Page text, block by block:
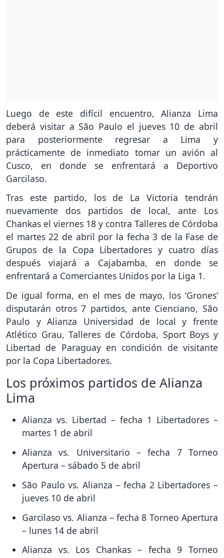
Luego de este difícil encuentro, Alianza Lima
deberá visitar a São Paulo el jueves 10 de abril
para posteriormente regresar a Lima y
prácticamente de inmediato tomar un avión al
Cusco, en donde se enfrentará a Deportivo
Garcilaso.
Tras este partido, los de La Victoria tendrán
nuevamente dos partidos de local, ante Los
Chankas el viernes 18 y contra Talleres de Córdoba
el martes 22 de abril por la fecha 3 de la Fase de
Grupos de la Copa Libertadores y cuatro días
después viajará a Cajabamba, en donde se
enfrentará a Comerciantes Unidos por la Liga 1.
De igual forma, en el mes de mayo, los ‘Grones’
disputarán otros 7 partidos, ante Cienciano, São
Paulo y Alianza Universidad de local y frente
Atlético Grau, Talleres de Córdoba, Sport Boys y
Libertad de Paraguay en condición de visitante
por la Copa Libertadores.
Los próximos partidos de Alianza
Lima
Alianza vs. Libertad – fecha 1 Libertadores –
martes 1 de abril
Alianza vs. Universitario – fecha 7 Torneo
Apertura – sábado 5 de abril
São Paulo vs. Alianza – fecha 2 Libertadores –
jueves 10 de abril
Garcilaso vs. Alianza – fecha 8 Torneo Apertura
– lunes 14 de abril
Alianza vs. Los Chankas – fecha 9 Torneo